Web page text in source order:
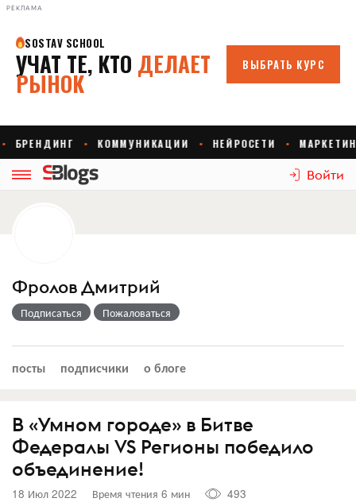
РЕКЛАМА
Войти
Фролов Дмитрий
Подписаться Пожаловаться
посты подписчики о блоге
В «Умном городе» в Битве
Федералы VS Регионы победило
объединение!
18 Июл 2022 Время чтения 6 мин
493